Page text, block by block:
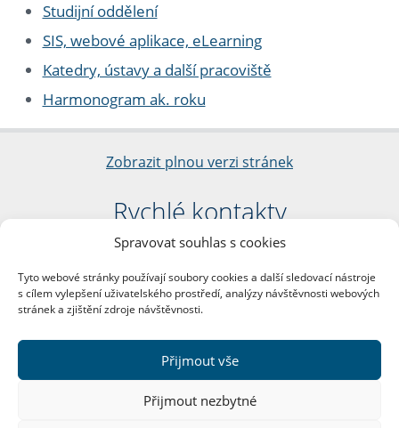
Spravovat souhlas s cookies
Tyto webové stránky používají soubory cookies a další sledovací nástroje
s cílem vylepšení uživatelského prostředí, analýzy návštěvnosti webových
stránek a zjištění zdroje návštěvnosti.
Přijmout vše
Přijmout nezbytné
Studijní oddělení
SIS, webové aplikace, eLearning
Katedry, ústavy a další pracoviště
Harmonogram ak. roku
Zobrazit plnou verzi stránek
Rychlé kontakty
Filozofická fakulta
nám. Jana Palacha 1/2
116 38 Praha 1
DIČ: CZ00216208
Další kontakty